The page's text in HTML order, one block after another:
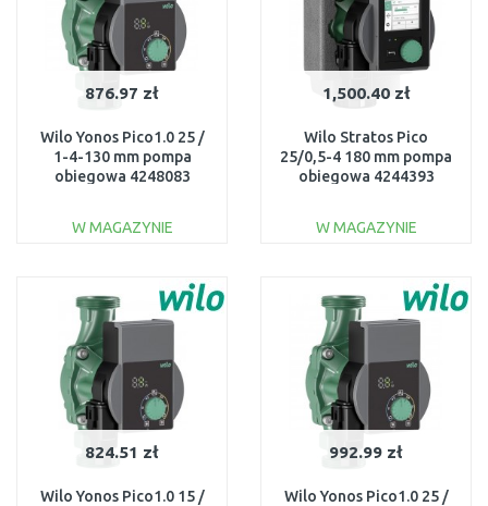
876.97 zł
Wilo Yonos Pico1.0 25 /
1-4-130 mm pompa
obiegowa 4248083
W MAGAZYNIE
Do porównania
1,500.40 zł
Wilo Stratos Pico
25/0,5-4 180 mm pompa
obiegowa 4244393
W MAGAZYNIE
Do porównania
824.51 zł
Wilo Yonos Pico1.0 15 /
992.99 zł
Wilo Yonos Pico1.0 25 /